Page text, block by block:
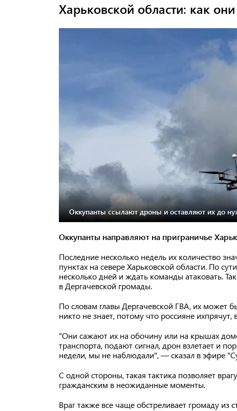
Харьковской области: как
Оккупанты ссылают дроны и оставляют их до
Оккупанты направляют на приграничье
Последние несколько недель их количество
пунктах на севере Харьковской области. По
несколько дней и ждать команды атаковать.
в Дергачевской громады.
По словам главы Дергачевской ГВА, их может
никто не знает, потому что россияне
"Они сажают их на обочину или на крышах
транспорта, подают сигнал, дрон взлетает и
недели, мы не наблюдали", — сказал в эфире
С одной стороны, такая тактика позволяет
гражданским в неожиданные моменты.
Враг также все чаще обстреливает громаду